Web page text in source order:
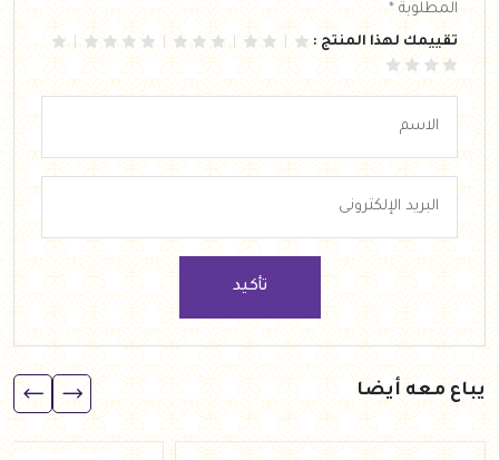
المطلوبة *
تقييمك لهذا المنتج :
تأكيد
يباع معه أيضا